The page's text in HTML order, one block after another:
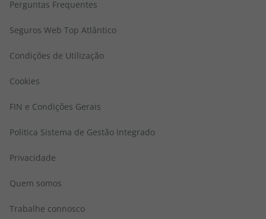
Perguntas Frequentes
Seguros Web Top Atlântico
Condições de Utilização
Cookies
FIN e Condições Gerais
Politica Sistema de Gestão Integrado
Privacidade
Quem somos
Trabalhe connosco